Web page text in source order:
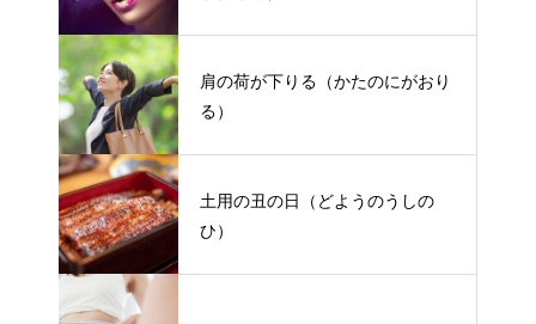
肩の荷が下りる（かたのにがおり
る）
土用の丑の日（どようのうしの
ひ）